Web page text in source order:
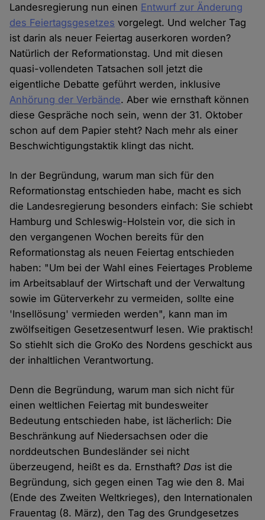
Landesregierung nun einen Entwurf zur Änderung
des Feiertagsgesetzes vorgelegt. Und welcher Tag
ist darin als neuer Feiertag auserkoren worden?
Natürlich der Reformationstag. Und mit diesen
quasi-vollendeten Tatsachen soll jetzt die
eigentliche Debatte geführt werden, inklusive
Anhörung der Verbände. Aber wie ernsthaft können
diese Gespräche noch sein, wenn der 31. Oktober
schon auf dem Papier steht? Nach mehr als einer
Beschwichtigungstaktik klingt das nicht.
In der Begründung, warum man sich für den
Reformationstag entschieden habe, macht es sich
die Landesregierung besonders einfach: Sie schiebt
Hamburg und Schleswig-Holstein vor, die sich in
den vergangenen Wochen bereits für den
Reformationstag als neuen Feiertag entschieden
haben: "Um bei der Wahl eines Feiertages Probleme
im Arbeitsablauf der Wirtschaft und der Verwaltung
sowie im Güterverkehr zu vermeiden, sollte eine
'Insellösung' vermieden werden", kann man im
zwölfseitigen Gesetzesentwurf lesen. Wie praktisch!
So stiehlt sich die GroKo des Nordens geschickt aus
der inhaltlichen Verantwortung.
Denn die Begründung, warum man sich nicht für
einen weltlichen Feiertag mit bundesweiter
Bedeutung entschieden habe, ist lächerlich: Die
Beschränkung auf Niedersachsen oder die
norddeutschen Bundesländer sei nicht
überzeugend, heißt es da. Ernsthaft?Das ist die
Begründung, sich gegen einen Tag wie den 8. Mai
(Ende des Zweiten Weltkrieges), den Internationalen
Frauentag (8. März), den Tag des Grundgesetzes